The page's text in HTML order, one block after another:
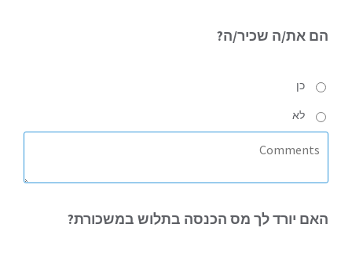
הם את/ה שכיר/ה?
כן
לא
האם יורד לך מס הכנסה בתלוש במשכורת?